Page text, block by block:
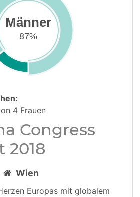
Männer
87%
4 Frauen
Congress
2018
Wien
Europas mit globalem